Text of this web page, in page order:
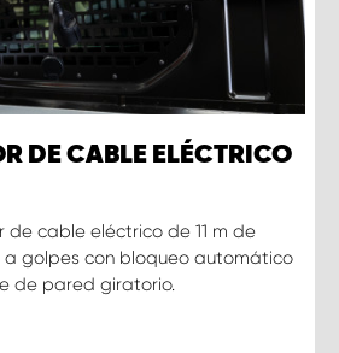
DE CABLE ELÉCTRICO
de cable eléctrico de 11 m de
golpes con bloqueo automático
de pared giratorio.